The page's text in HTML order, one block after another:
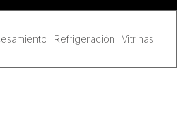
Refrigeración Vitrinas